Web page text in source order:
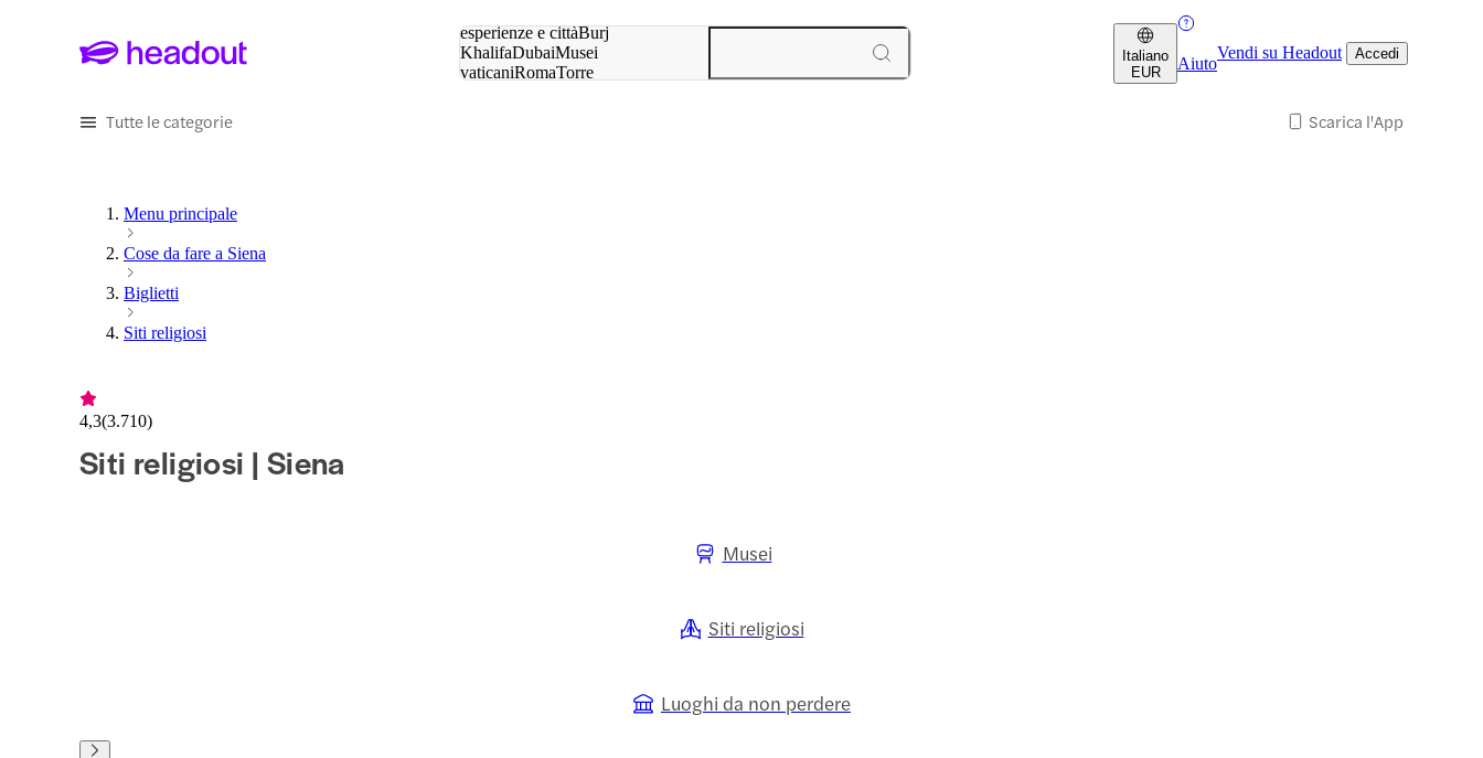
esperienze e cittàBurj
KhalifaDubaiMusei
vaticaniRomaTorre
Italiano
EUR
Aiuto
Vendi su Headout Accedi
Tutte le categorie Scarica l'App
Menu principale
Cose da fare a Siena
Biglietti
Siti religiosi
4,3(3.710)
Siti religiosi | Siena
Musei
Siti religiosi
Luoghi da non perdere